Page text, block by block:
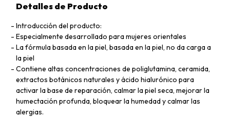
Detalles de Producto
Introducción del producto:
Especialmente desarrollado para mujeres orientales
La fórmula basada en la piel, basada en la piel, no da carga a
la piel
Contiene altas concentraciones de poliglutamina, ceramida,
extractos botánicos naturales y ácido hialurónico para
activar la base de reparación, calmar la piel seca, mejorar la
humectación profunda, bloquear la humedad y calmar las
alergias.